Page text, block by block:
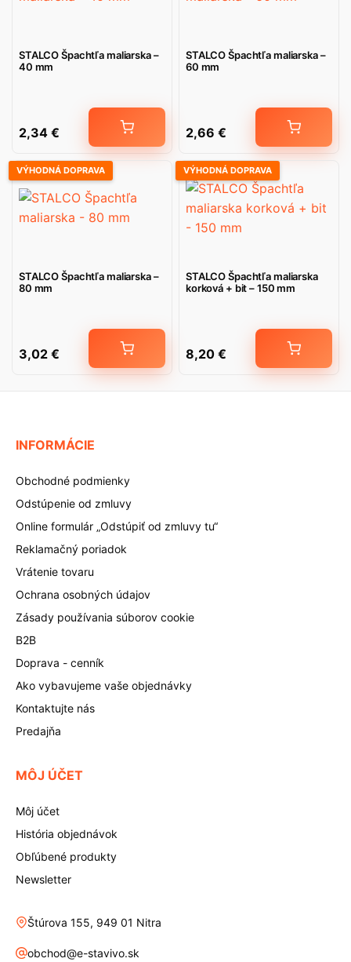
STALCO Špachtľa maliarska –
40 mm
2,34 €
STALCO Špachtľa maliarska –
60 mm
2,66 €
VÝHODNÁ DOPRAVA
STALCO Špachtľa maliarska –
80 mm
3,02 €
VÝHODNÁ DOPRAVA
STALCO Špachtľa maliarska
korková + bit – 150 mm
8,20 €
INFORMÁCIE
Obchodné podmienky
Odstúpenie od zmluvy
Online formulár „Odstúpiť od zmluvy tu“
Reklamačný poriadok
Vrátenie tovaru
Ochrana osobných údajov
Zásady používania súborov cookie
B2B
Doprava - cenník
Ako vybavujeme vaše objednávky
Kontaktujte nás
Predajňa
MÔJ ÚČET
Môj účet
História objednávok
Obľúbené produkty
Newsletter
Štúrova 155, 949 01 Nitra
obchod@e-stavivo.sk